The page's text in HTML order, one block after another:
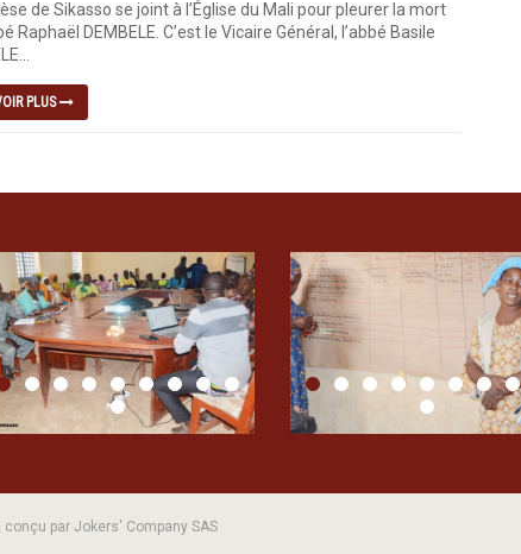
de Sikasso se joint à l’Église du Mali pour pleurer la mort
Raphaël DEMBELE. C’est le Vicaire Général, l’abbé Basile
PLUS
par Jokers' Company SAS